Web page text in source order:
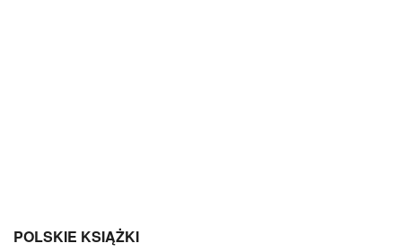
POLSKIE KSIĄŻKI